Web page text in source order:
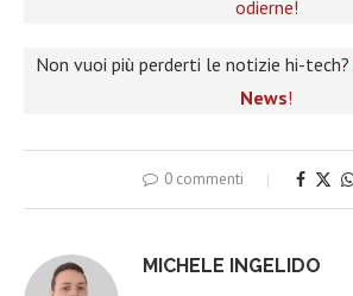
odierne!
Non vuoi più perderti le notizie hi-tech?
News!
0 commenti
MICHELE INGELIDO